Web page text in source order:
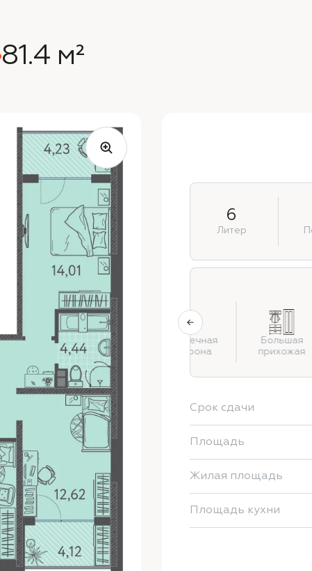
81.4 м²
6
Литер
Застекленный
балкон или
лоджия
Солнечная
сторона
Большая
прихожая
Срок сдачи
Площадь
Жилая площадь
Площадь кухни